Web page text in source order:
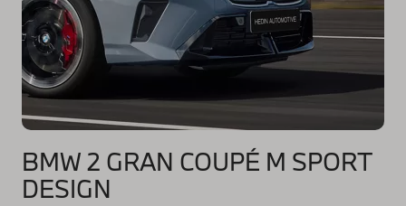
BMW 2 GRAN COUPÉ M SPORT
DESIGN